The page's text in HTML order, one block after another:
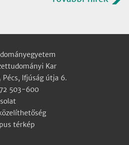
Kar
Pécs, Ifjúság útja 6.
503-600
térkép